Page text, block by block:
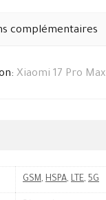
complémentaires
Xiaomi 17 Pro Max
GSM, HSPA, LTE, 5G